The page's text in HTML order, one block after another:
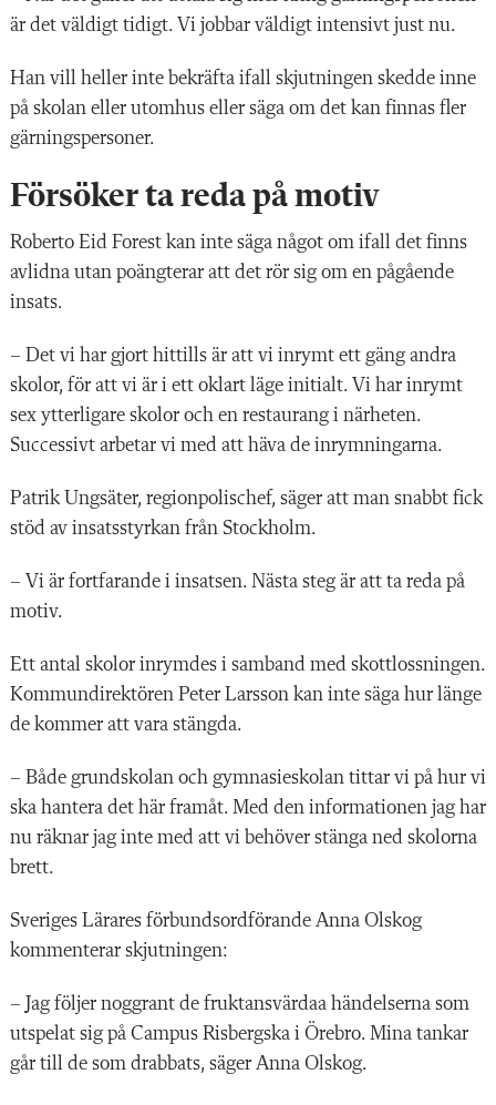
är det väldigt tidigt. Vi jobbar väldigt intensivt just nu.
Han vill heller inte bekräfta ifall skjutningen skedde inne
på skolan eller utomhus eller säga om det kan finnas fler
gärningspersoner.
Försöker ta reda på motiv
Roberto Eid Forest kan inte säga något om ifall det finns
avlidna utan poängterar att det rör sig om en pågående
insats.
– Det vi har gjort hittills är att vi inrymt ett gäng andra
skolor, för att vi är i ett oklart läge initialt. Vi har inrymt
sex ytterligare skolor och en restaurang i närheten.
Successivt arbetar vi med att häva de inrymningarna.
Patrik Ungsäter, regionpolischef, säger att man snabbt fick
stöd av insatsstyrkan från Stockholm.
– Vi är fortfarande i insatsen. Nästa steg är att ta reda på
motiv.
Ett antal skolor inrymdes i samband med skottlossningen.
Kommundirektören Peter Larsson kan inte säga hur länge
de kommer att vara stängda.
– Både grundskolan och gymnasieskolan tittar vi på hur vi
ska hantera det här framåt. Med den informationen jag har
nu räknar jag inte med att vi behöver stänga ned skolorna
brett.
Sveriges Lärares förbundsordförande Anna Olskog
kommenterar skjutningen:
– Jag följer noggrant de fruktansvärdaa händelserna som
utspelat sig på Campus Risbergska i Örebro. Mina tankar
går till de som drabbats, säger Anna Olskog.